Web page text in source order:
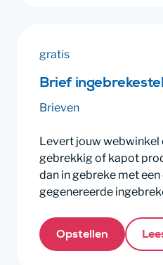
gratis
Brief
Brieven
Levert jouw webwinkel
gebrekkig of kapot
dan in gebreke met
gegenereerde
Opstellen